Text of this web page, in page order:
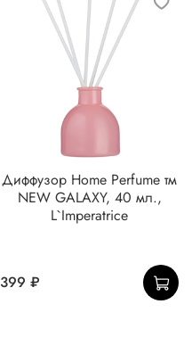
Диффузор Home Perfume тм
NEW GALAXY, 40 мл.,
L`Imperatrice
399 ₽